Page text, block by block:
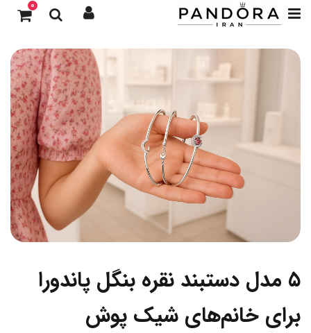
0
۵ مدل دستبند نقره بنگل پاندورا
برای خانم‌های شیک پوش